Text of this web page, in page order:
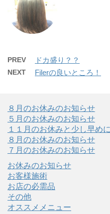
PREV ドカ盛り？？
NEXT Filerの良いところ！
８月のお休みのお知らせ
５月のお休みのお知らせ
１１月のお休みと少し早め
８月のお休みのお知らせ
７月のお休みのお知らせ
お休みのお知らせ
お客様施術
お店の必需品
その他
オススメメニュー